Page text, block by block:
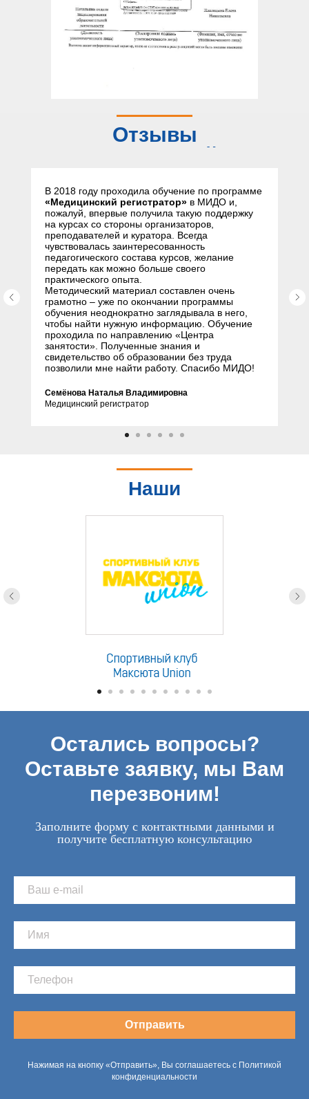
Отзывы
слушателей
В 2018 году проходила обучение по программе
«Медицинский регистратор» в МИДО и,
пожалуй, впервые получила такую поддержку
на курсах со стороны организаторов,
преподавателей и куратора. Всегда
чувствовалась заинтересованность
педагогического состава курсов, желание
передать как можно больше своего
практического опыта.
Методический материал составлен очень
грамотно – уже по окончании программы
обучения неоднократно заглядывала в него,
чтобы найти нужную информацию. Обучение
проходила по направлению «Центра
занятости». Полученные знания и
свидетельство об образовании без труда
позволили мне найти работу. Спасибо МИДО!
Семёнова Наталья Владимировна
Медицинский регистратор
Наши
Остались вопросы?
Оставьте заявку, мы Вам
перезвоним!
Заполните форму с контактными данными и
получите бесплатную консультацию
Отправить
Нажимая на кнопку «Отправить», Вы соглашаетесь с Политикой
конфиденциальности